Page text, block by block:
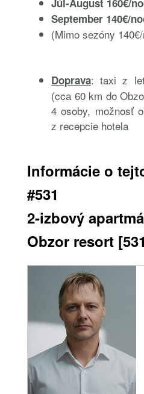
Júl-August 160€/
September 140€/
(Mimo sezóny
Doprava: taxi z
(cca 60 km do
4 osoby, možnosť
z recepcie hotela
Informácie o
#531
2-izbový
Obzor resort